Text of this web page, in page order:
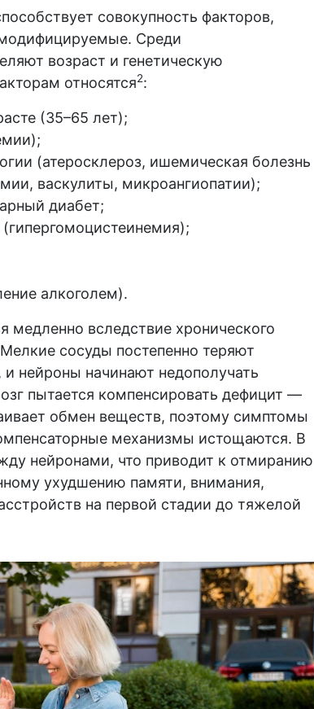
совокупность факторов,
Среди
возраст и генетическую
относятся2:
(35–65 лет);
(атеросклероз, ишемическая болезнь
васкулиты, микроангиопатии);
диабет;
алкоголем).
медленно вследствие хронического
сосуды постепенно теряют
нейроны начинают недополучать
пытается компенсировать дефицит —
обмен веществ, поэтому симптомы
механизмы истощаются. В
нейронами, что приводит к отмиранию
ухудшению памяти, внимания,
на первой стадии до тяжелой